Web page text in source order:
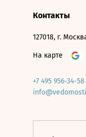
Контакты
127018, г.
На карте
+7 495 956-34-58